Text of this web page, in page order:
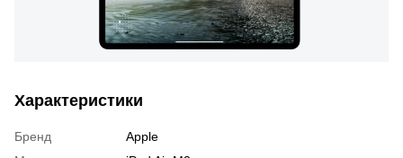
Характеристики
Бренд
Apple